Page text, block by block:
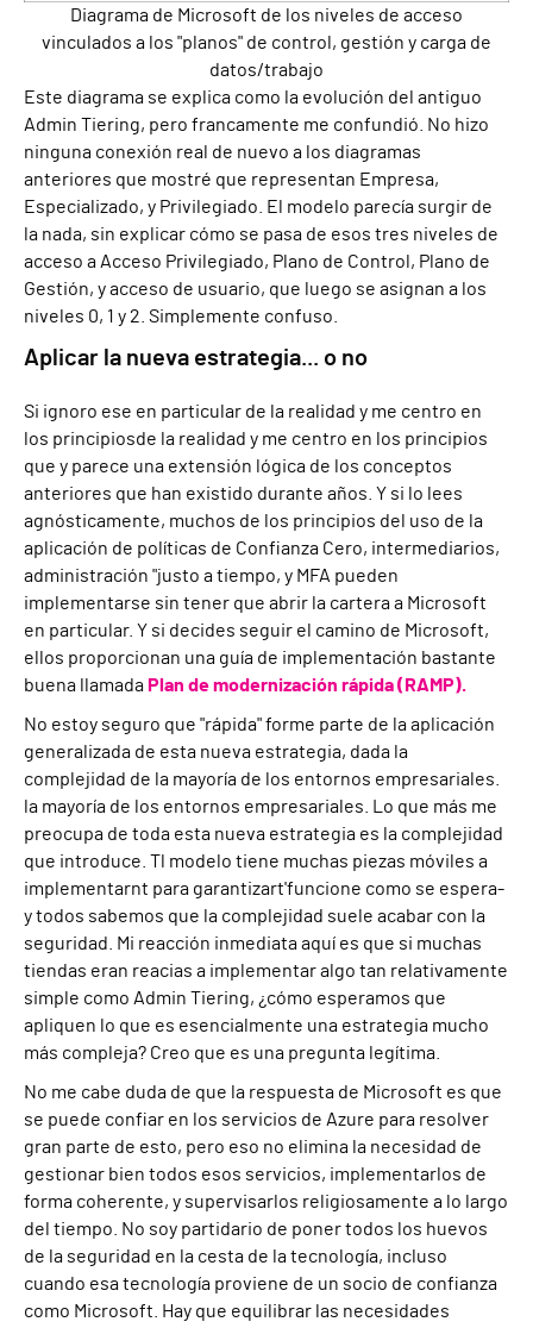
Diagrama de Microsoft de los niveles de acceso
vinculados a los "planos" de control, gestión y carga de
datos/trabajo
Este diagrama se explica como la evolución del antiguo
Admin Tiering, pero francamente me confundió. No hizo
ninguna conexión real de nuevo a los diagramas
anteriores que mostré que representan Empresa,
Especializado, y Privilegiado. El modelo parecía surgir de
la nada, sin explicar cómo se pasa de esos tres niveles de
acceso a Acceso Privilegiado, Plano de Control, Plano de
Gestión, y acceso de usuario, que luego se asignan a los
niveles 0, 1 y 2. Simplemente confuso.
Aplicar la nueva estrategia... o no
Si ignoro ese en particular de la realidad y me centro en
los principiosde la realidad y me centro en los principios
que y parece una extensión lógica de los conceptos
anteriores que han existido durante años. Y si lo lees
agnósticamente, muchos de los principios del uso de la
aplicación de políticas de Confianza Cero, intermediarios,
administración "justo a tiempo, y MFA pueden
implementarse sin tener que abrir la cartera a Microsoft
en particular. Y si decides seguir el camino de Microsoft,
ellos proporcionan una guía de implementación bastante
buena llamada Plan de modernización rápida (RAMP).
No estoy seguro que "rápida" forme parte de la aplicación
generalizada de esta nueva estrategia, dada la
complejidad de la mayoría de los entornos empresariales.
la mayoría de los entornos empresariales. Lo que más me
preocupa de toda esta nueva estrategia es la complejidad
que introduce. T l modelo tiene muchas piezas móviles a
implementarnt para garantizart'funcione como se espera-
y todos sabemos que la complejidad suele acabar con la
seguridad.
Mi reacción inmediata aquí es que si muchas
tiendas eran reacias a implementaralgo tan relativamente
simple como Admin Tiering, ¿cómo esperamos que
apliquen lo que es esencialmente una estrategia mucho
más compleja? Creo que es una pregunta legítima.
No me cabe duda de que la respuesta de Microsoft es que
se puede confiar en los servicios de Azure para resolver
gran parte de esto, pero eso no elimina la necesidad de
gestionar bien todos esos servicios, implementarlos de
forma coherente, y supervisarlos religiosamente a lo largo
del tiempo. No soy partidario de poner todos los huevos
de la seguridad en la cesta de la tecnología, incluso
cuando esa tecnología proviene de un socio de confianza
como Microsoft.
Hay que equilibrar las necesidades